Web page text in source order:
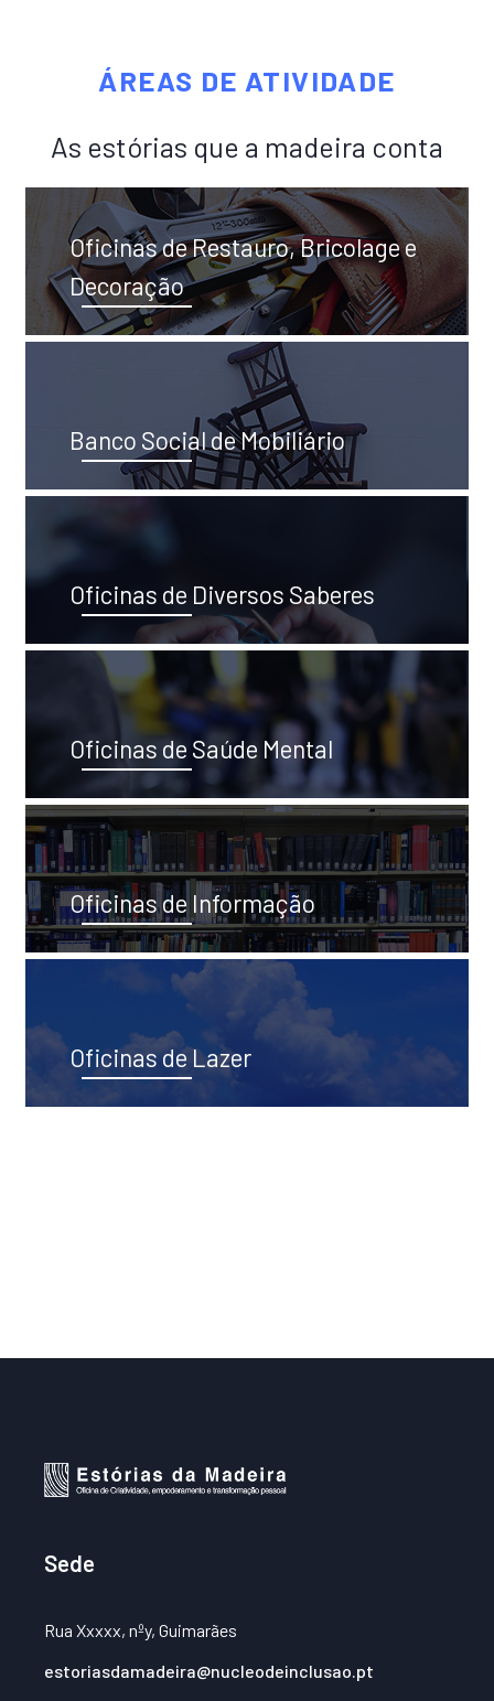
ÁREAS DE ATIVIDADE
As estórias que a madeira conta
Oficinas de Restauro, Bricolage e
Decoração
Banco Social de Mobiliário
Oficinas de Diversos Saberes
Oficinas de Saúde Mental
Oficinas de Informação
Oficinas de Lazer
Sede
Rua Xxxxx, nºy, Guimarães
estoriasdamadeira@nucleodeinclusao.pt